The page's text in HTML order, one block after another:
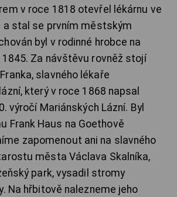
v roce 1818 otevřel lékárnu ve
a stal se prvním městským
byl v rodinné hrobce na
Za návštěvu rovněž stojí
slavného lékaře
který v roce 1868 napsal
výročí Mariánských Lázní. Byl
Frank Haus na Goethově
zapomenout ani na slavného
města Václava Skalníka,
park, vysadil stromy
Na hřbitově nalezneme jeho